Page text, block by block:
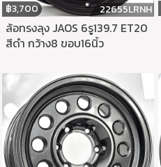
฿3,700 22655LRNH
ล้อทรงลุง JAOS 6รู139.7 ET20
สีดำ กว้าง8 ขอบ16นิ้ว